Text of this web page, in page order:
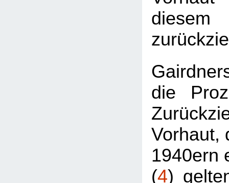
die
Vorhaut,
1940ern
(4)